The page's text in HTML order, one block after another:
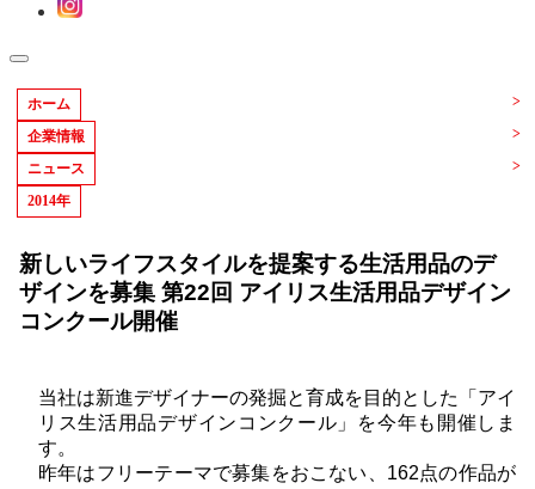
ホーム
企業情報
ニュース
2014年
新しいライフスタイルを提案する生活用品のデ
ザインを募集 第22回 アイリス生活用品デザイン
コンクール開催
当社は新進デザイナーの発掘と育成を目的とした「アイ
リス生活用品デザインコンクール」を今年も開催しま
す。
昨年はフリーテーマで募集をおこない、162点の作品が